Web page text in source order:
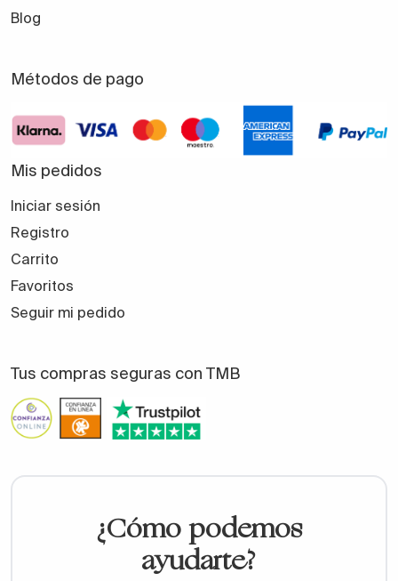
Blog
Métodos de pago
Mis pedidos
Iniciar sesión
Registro
Carrito
Favoritos
Seguir mi pedido
Tus compras seguras con TMB
¿Cómo podemos
ayudarte?